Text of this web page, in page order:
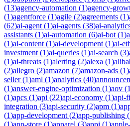
(13)agency-automation (1)agency-
(1)agentforce (1)agile (2)agreements (1)
(62)ai-agent (1)ai-agents (38)ai-
assistants (1)ai-automation (6)ai-bot (1)
(1)ai-content (1)ai-development (1)ai-
investment (1)ai-queries (1)ai-search (3)
(1)ai-threats (1)alerting (2)alexa (1)
(2)allegro (2)amazon (7)amazon-ads (1)
seller(1)aml (1)analytics (40)
(1)answer-engine-optimization (1)aov (1
(1)apcs (1)api (22)api-economy (1)api-
integration (3)api-security (2)apm (1)
(1)app-development (2)app-publishing (
(1)app-store (1)apparel (3)appi (1)